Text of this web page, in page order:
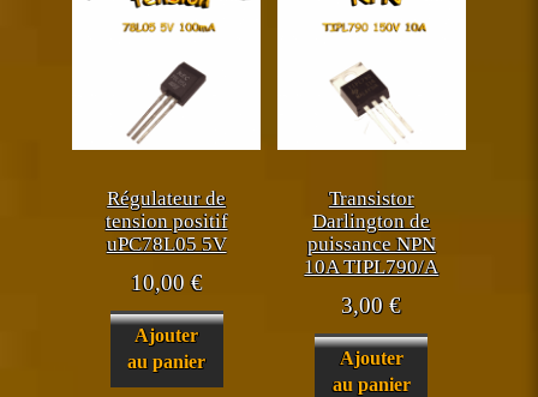
Régulateur de
tension positif
uPC78L05 5V
10,00€
Ajouter
au panier
Transistor
Darlington de
puissance NPN
10A TIPL790/A
3,00€
Ajouter
au panier